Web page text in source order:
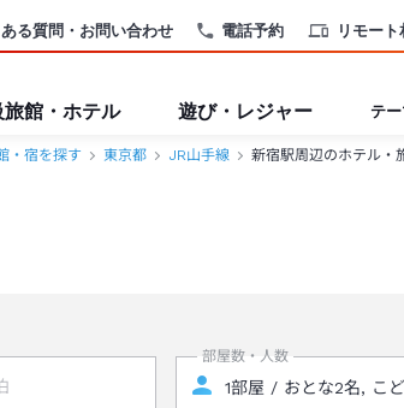
電話予約 リモート
る質問・お問い合わせ
旅館・ホテル 遊び・レジャー テ
・宿を探す 東京都 JR山手線 新宿駅周辺のホテル・
部屋数・人数